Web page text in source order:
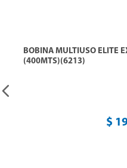
BOBINA MULTIUSO ELITE
(400MTS)(6213)
$